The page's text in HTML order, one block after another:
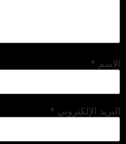
الاسم *
البريد الإلكتروني *